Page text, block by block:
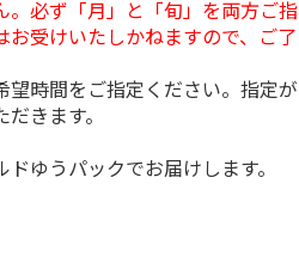
必ず「月」と「旬」を両方ご指
受けいたしかねますので、ご了
時間をご指定ください。指定が
きます。
ゆうパックでお届けします。